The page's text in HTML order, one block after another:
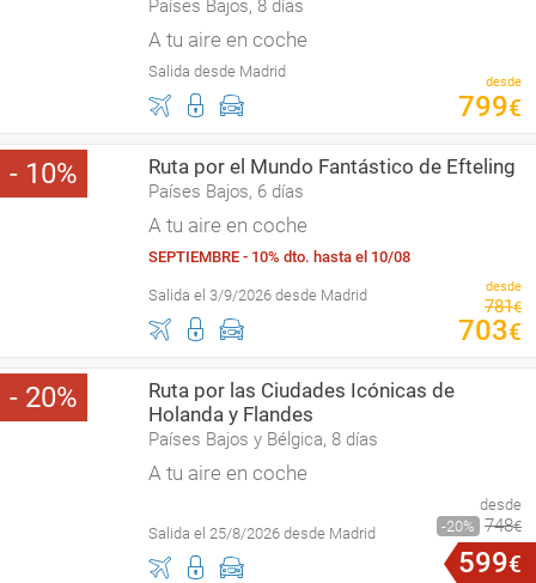
Países Bajos, 8 días
A tu aire en coche
Salida desde Madrid
desde
799€
10 Ruta por el Mundo Fantástico de Efteling
Países Bajos, 6 días
A tu aire en coche
SEPTIEMBRE - 10% dto. hasta el 10/08
Salida el 3/9/2026 desde Madrid desde
781€
703€
20
Ruta por las Ciudades Icónicas de
Holanda y Flandes
Países Bajos y Bélgica, 8 días
A tu aire en coche
Salida el 25/8/2026 desde Madrid
desde
20
748€
599€